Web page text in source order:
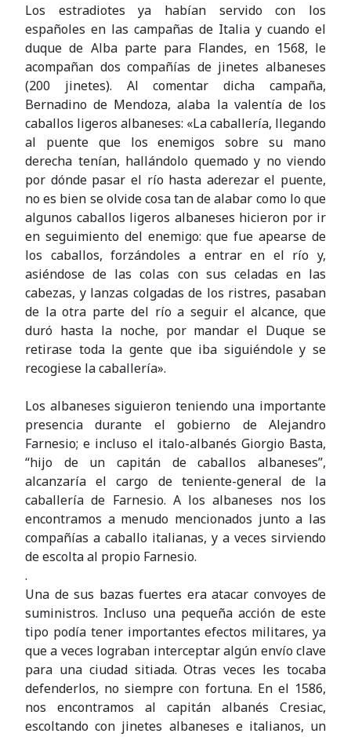
Los estradiotes ya habían servido con los
españoles en las campañas de Italia y cuando el
duque de Alba parte para Flandes, en 1568, le
acompañan dos compañías de jinetes albaneses
(200 jinetes). Al comentar dicha campaña,
Bernadino de Mendoza, alaba la valentía de los
caballos ligeros albaneses: «La caballería, llegando
al puente que los enemigos sobre su mano
derecha tenían, hallándolo quemado y no viendo
por dónde pasar el río hasta aderezar el puente,
no es bien se olvide cosa tan de alabar como lo que
algunos caballos ligeros albaneses hicieron por ir
en seguimiento del enemigo: que fue apearse de
los caballos, forzándoles a entrar en el río y,
asiéndose de las colas con sus celadas en las
cabezas, y lanzas colgadas de los ristres, pasaban
de la otra parte del río a seguir el alcance, que
duró hasta la noche, por mandar el Duque se
retirase toda la gente que iba siguiéndole y se
recogiese la caballería».
Los albaneses siguieron teniendo una importante
presencia durante el gobierno de Alejandro
Farnesio; e incluso el italo-albanés Giorgio Basta,
“hijo de un capitán de caballos albaneses”,
alcanzaría el cargo de teniente-general de la
caballería de Farnesio. A los albaneses nos los
encontramos a menudo mencionados junto a las
compañías a caballo italianas, y a veces sirviendo
de escolta al propio Farnesio.
.
Una de sus bazas fuertes era atacar convoyes de
suministros. Incluso una pequeña acción de este
tipo podía tener importantes efectos militares, ya
que a veces lograban interceptar algún envío clave
para una ciudad sitiada. Otras veces les tocaba
defenderlos, no siempre con fortuna. En el 1586,
nos encontramos al capitán albanés Cresiac,
escoltando con jinetes albaneses e italianos, un